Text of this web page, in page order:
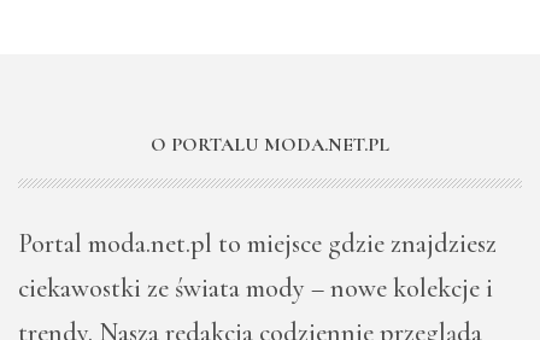
O PORTALU MODA.NET.PL
Portal moda.net.pl to miejsce gdzie znajdziesz
ciekawostki ze świata mody – nowe kolekcje i
trendy. Nasza redakcja codziennie przegląda